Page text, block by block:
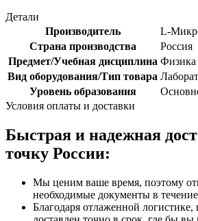
Детали
Производитель
L-
Страна производства
Россия
Предмет/Учебная дисциплина Физика
Вид оборудования/Тип товара
Уровень образования
Условия оплаты и доставки
Быстрая и надежная
точку России:
Мы ценим ваше время, поэтому
необходимые документы в
Благодаря отлаженной логистике,